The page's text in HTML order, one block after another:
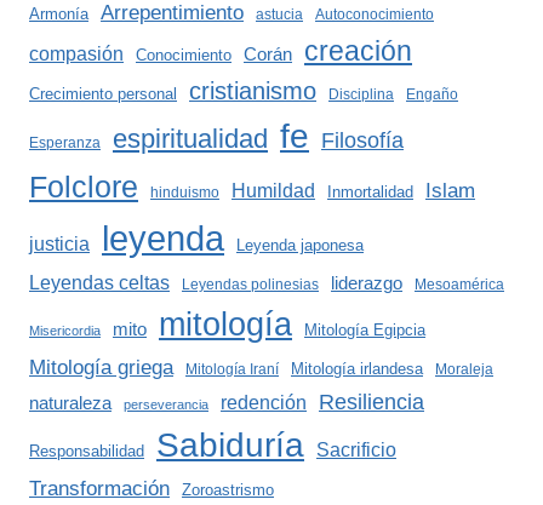
Armonía Arrepentimiento astucia Autoconocimiento
compasión Conocimiento Corán creación
Crecimiento personal cristianismo Disciplina Engaño
Esperanza espiritualidad fe Filosofía
Folclore hinduismo Humildad Inmortalidad Islam
justicia leyenda Leyenda japonesa
Leyendas celtas Leyendas polinesias liderazgo Mesoamérica
Misericordia mito mitología Mitología Egipcia
Mitología griega Mitología Iraní Mitología irlandesa Moraleja
naturaleza perseverancia redención Resiliencia
Responsabilidad Sabiduría Sacrificio
Transformación Zoroastrismo